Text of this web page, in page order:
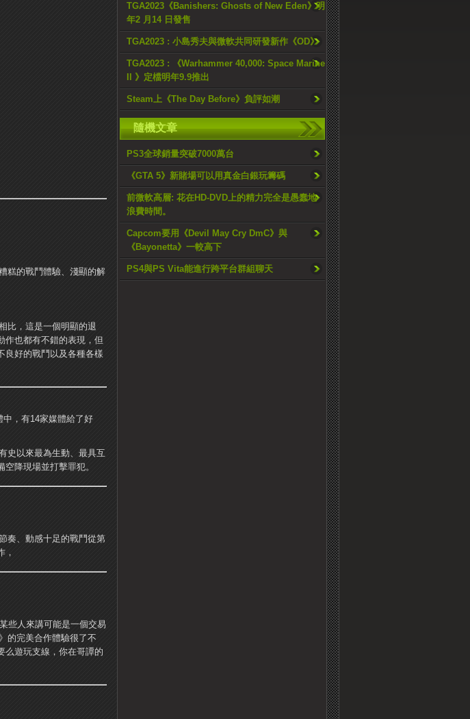
TGA2023《Banishers: Ghosts of New Eden》明
年2 月14 日發售
TGA2023 : 小島秀夫與微軟共同研發新作《OD》
TGA2023 : 《Warhammer 40,000: Space Marine
II 》定檔明年9.9推出
Steam上《The Day Before》負評如潮
隨機文章
PS3全球銷量突破7000萬台
《GTA 5》新賭場可以用真金白銀玩籌碼
前微軟高層: 花在HD-DVD上的精力完全是愚蠢地
浪費時間。
Capcom要用《Devil May Cry DmC》與
《Bayonetta》一較高下
PS4與PS Vita能進行跨平台群組聊天
糕的戰鬥體驗、淺顯的解
比，這是一個明顯的退
作也都有不錯的表現，但
良好的戰鬥以及各種各樣
中，有14家媒體給了好
史以來最為生動、最具互
降現場並打擊罪犯。
奏、動感十足的戰鬥從第
，
些人來講可能是一個交易
的完美合作體驗很了不
么遊玩支線，你在哥譚的